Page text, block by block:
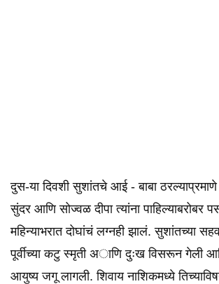
दुस-या दिवशी सुशांतचे आई - बाबा
सुंदर आणि सोज्वळ दीपा त्यांना पाहिल्याबरोबर
महिन्याभरात दोघांचं लग्नही झालं. सुशांतच्या
पूर्वीच्या कटु स्मृती अाणि दुःख विसरून गेली
आयुष्य जगू लागली. शिवाय नाशिकमध्ये